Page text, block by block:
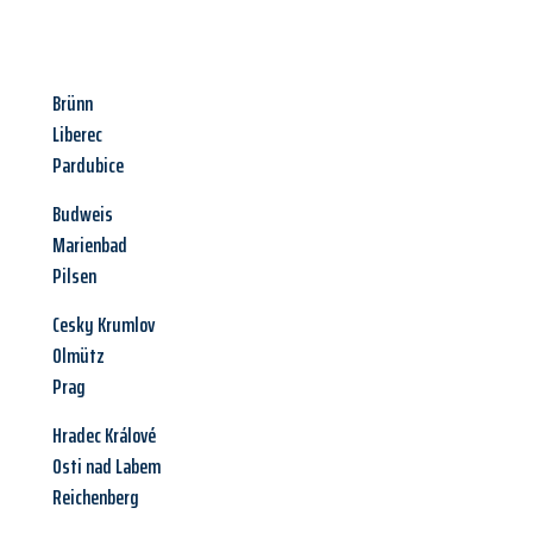
Brünn
Liberec
Pardubice
Budweis
Marienbad
Pilsen
Cesky Krumlov
Olmütz
Prag
Hradec Králové
Osti nad Labem
Reichenberg